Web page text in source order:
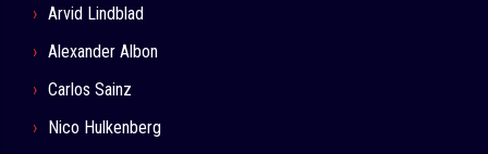
Arvid Lindblad
Alexander Albon
Carlos Sainz
Nico Hulkenberg